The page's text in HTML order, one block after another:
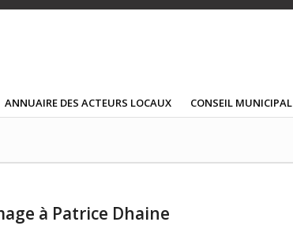
ANNUAIRE DES ACTEURS LOCAUX CONSEIL MUNICIPAL
à Patrice Dhaine